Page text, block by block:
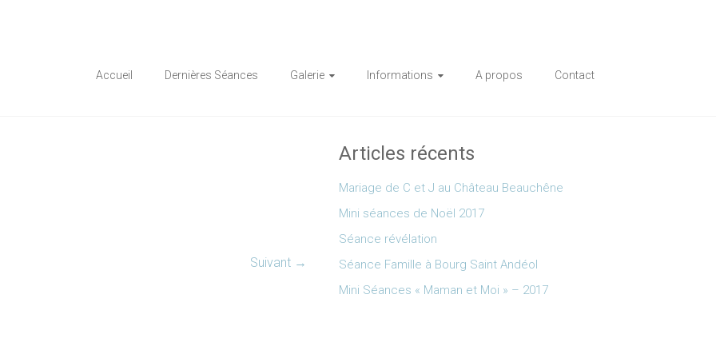
Accueil Dernières Séances Galerie Informations A propos Contact
Suivant →
Articles récents
Mariage de C et J au Château Beauchêne
Mini séances de Noël 2017
Séance révélation
Séance Famille à Bourg Saint Andéol
Mini Séances « Maman et Moi » – 2017